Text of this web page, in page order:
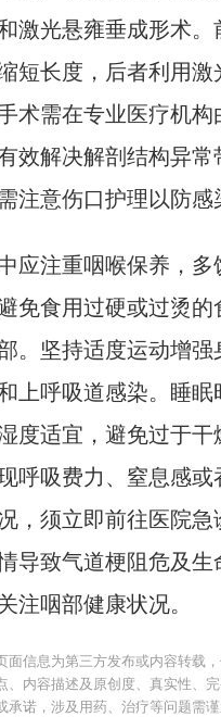
激光悬雍垂成形术。
短长度，后者利用激
术需在专业医疗机构
效解决解剖结构异常
注意伤口护理以防感
应注重咽喉保养，多
免食用过硬或过烫的
。坚持适度运动增强
上呼吸道感染。睡眠
度适宜，避免过于干
呼吸费力、窒息感或
，须立即前往医院急
导致气道梗阻危及生
注咽部健康状况。
面信息为第三方发布或内容转载
、内容描述及原创度、真实性、
承诺，涉及用药、治疗等问题需